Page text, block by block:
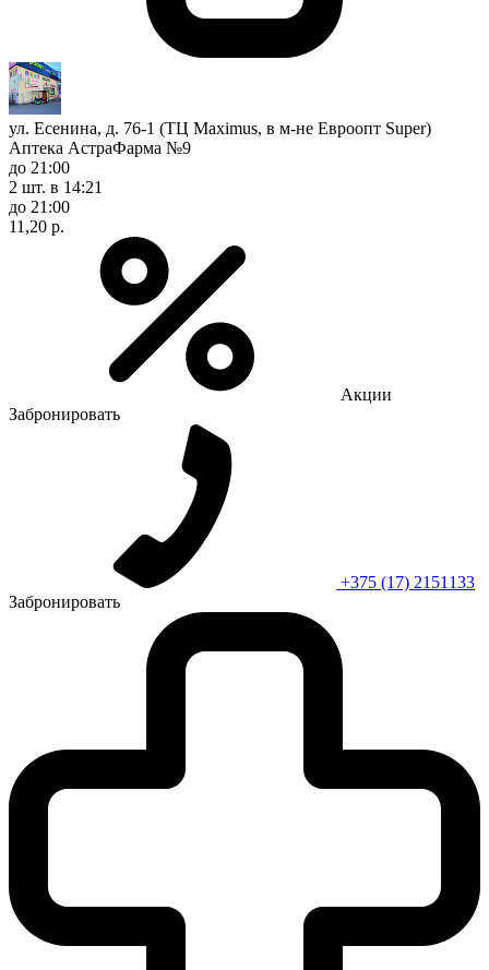
ул. Есенина, д. 76-1 (ТЦ Maximus, в м-не Евроопт Super)
Аптека АстраФарма №9
до 21:00
2 шт. в 14:21
до 21:00
11,20 р.
Акции
Забронировать
+375 (17) 2151133
Забронировать